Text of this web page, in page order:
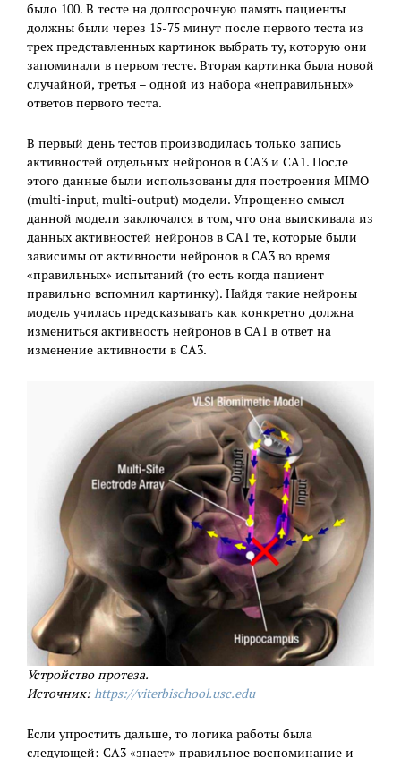
было 100. В тесте на долгосрочную память пациенты
должны были через 15-75 минут после первого теста из
трех представленных картинок выбрать ту, которую они
запоминали в первом тесте. Вторая картинка была новой
случайной, третья – одной из набора «неправильных»
ответов первого теста.
В первый день тестов производилась только запись
активностей отдельных нейронов в CA3 и CA1. После
этого данные были использованы для построения MIMO
(multi-input, multi-output) модели. Упрощенно смысл
данной модели заключался в том, что она выискивала из
данных активностей нейронов в CA1 те, которые были
зависимы от активности нейронов в CA3 во время
«правильных» испытаний (то есть когда пациент
правильно вспомнил картинку). Найдя такие нейроны
модель училась предсказывать как конкретно должна
измениться активность нейронов в CA1 в ответ на
изменение активности в CA3.
Устройство протеза.
Источник: https://viterbischool.usc.edu
Если упростить дальше, то логика работы была
следующей: СА3 «знает» правильное воспоминание и